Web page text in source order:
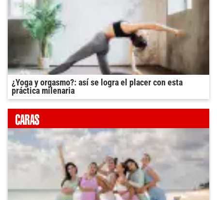
¿Yoga y orgasmo?: así se logra el placer con esta
práctica milenaria